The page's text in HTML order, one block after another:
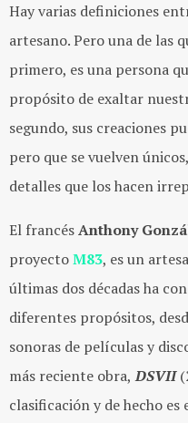
Hay varias definiciones
artesano. Pero una de las
primero, es una persona
propósito de exaltar
segundo, sus creaciones
pero que se vuelven
detalles que los hacen
El francésAnthony
proyectoM83, es un
últimas dos décadas ha
diferentes propósitos,
sonoras de películas y
más reciente obra, DSVII
clasificación y de hecho es